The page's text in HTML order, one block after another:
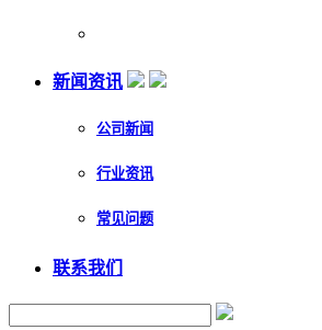
新闻资讯
公司新闻
行业资讯
常见问题
联系我们